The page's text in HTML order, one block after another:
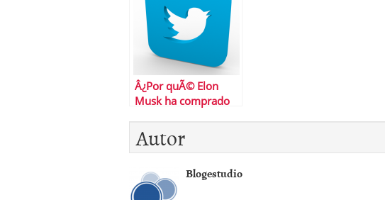
Â¿Por quÃ© Elon
Musk ha comprado
Autor
Blogestudio